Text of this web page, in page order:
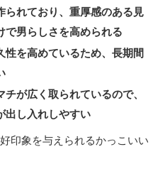
られており、重厚感のある見
で男らしさを高められる
性を高めているため、長期間
が広く取られているので、
出し入れしやすい
印象を与えられるかっこいい